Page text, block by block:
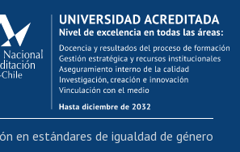
Calificación académica
Postulación al AUCAI
Funcionarias/os
internos de capacitación
Bienestar del personal
de movilidad interna
en estándares de igualdad de género